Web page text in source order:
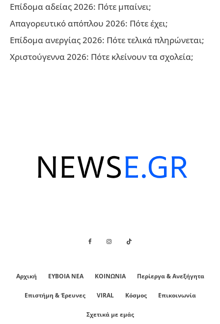
Επίδομα αδείας 2026: Πότε μπαίνει;
Απαγορευτικό απόπλου 2026: Πότε έχει;
Επίδομα ανεργίας 2026: Πότε τελικά πληρώνεται;
Χριστούγεννα 2026: Πότε κλείνουν τα σχολεία;
Αρχική ΕΥΒΟΙΑ ΝΕΑ ΚΟΙΝΩΝΙΑ Περίεργα & Ανεξήγητα
Επιστήμη & Έρευνες VIRAL Κόσμος Επικοινωνία
Σχετικά με εμάς